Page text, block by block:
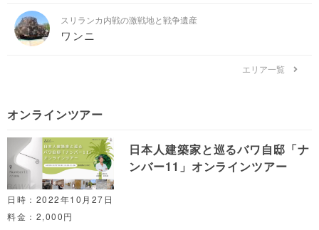
スリランカ内戦の激戦地と戦争遺産
ワンニ
エリア一覧
オンラインツアー
日本人建築家と巡るバワ自邸「ナ
ンバー11」オンラインツアー
日時：2022年10月27日
料金：2,000円